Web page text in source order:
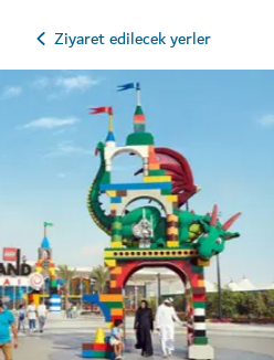
Ziyaret edilecek yerler